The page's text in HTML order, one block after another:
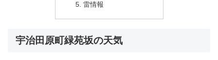
雷情報
宇治田原町緑苑坂の天気